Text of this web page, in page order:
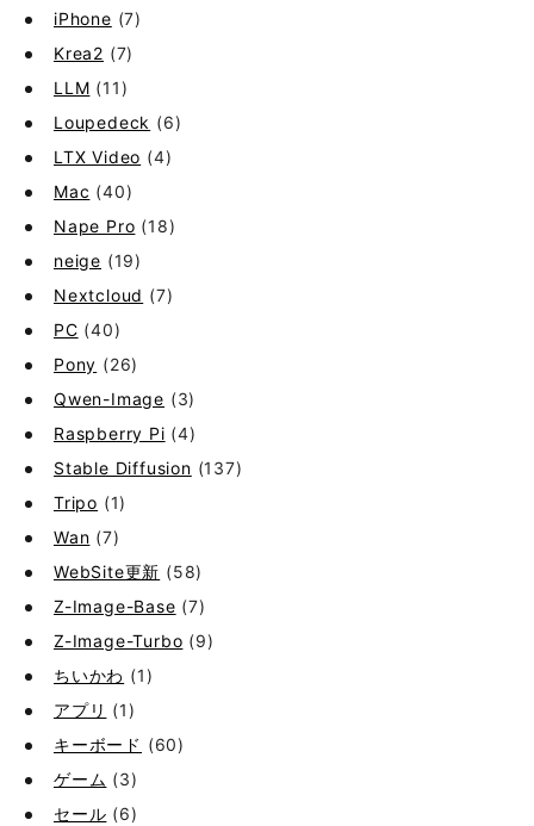
iPhone (7)
Krea2 (7)
LLM (11)
Loupedeck (6)
LTX Video (4)
Mac (40)
Nape Pro (18)
neige (19)
Nextcloud (7)
PC (40)
Pony (26)
Qwen-Image (3)
Raspberry Pi (4)
Stable Diffusion (137)
Tripo (1)
Wan (7)
WebSite更新 (58)
Z-Image-Base (7)
Z-Image-Turbo (9)
ちいかわ (1)
アプリ (1)
キーボード (60)
ゲーム (3)
セール (6)